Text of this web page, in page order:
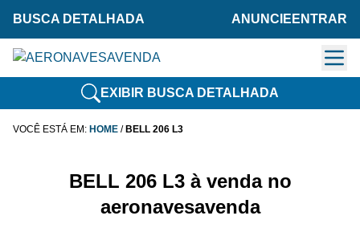
BUSCA DETALHADA ANUNCIE ENTRAR
EXIBIR BUSCA DETALHADA
VOCÊ ESTÁ EM: HOME / BELL 206 L3
BELL 206 L3 à venda no
aeronavesavenda